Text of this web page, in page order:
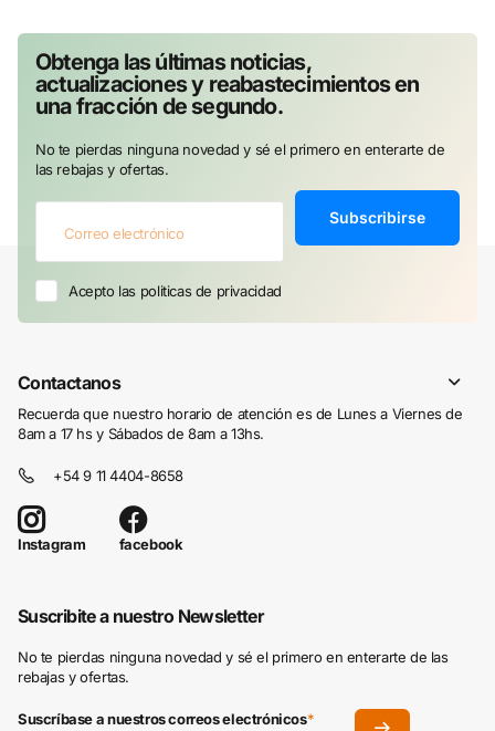
Obtenga las últimas noticias,
actualizaciones y reabastecimientos en
una fracción de segundo.
No te pierdas ninguna novedad y sé el primero en enterarte de
las rebajas y ofertas.
Subscribirse
Acepto las politicas de privacidad
Contactanos
Recuerda que nuestro horario de atención es de Lunes a Viernes de
8am a 17 hs y Sábados de 8am a 13hs.
+54 9 11 4404-8658
Instagram facebook
Suscribite a nuestro Newsletter
No te pierdas ninguna novedad y sé el primero en enterarte de las
rebajas y ofertas.
Suscríbase a nuestros correos electrónicos*